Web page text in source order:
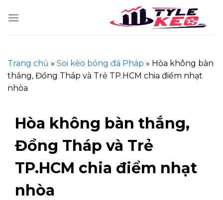
Trang chủ » Soi kèo bóng đá Pháp » Hòa không bàn
thắng, Đồng Tháp và Trẻ TP.HCM chia điểm nhạt
nhòa
Hòa không bàn thắng,
Đồng Tháp và Trẻ
TP.HCM chia điểm nhạt
nhòa